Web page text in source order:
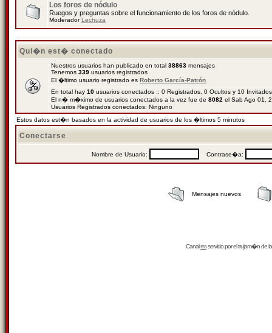
Los foros de nódulo
Ruegos y preguntas sobre el funcionamiento de los foros de nódulo.
ModeradorLechuza
Qui�n est� conectado
Nuestros usuarios han publicado en total 38863 mensajes
Tenemos 339 usuarios registrados
El �ltimo usuario registrado es Roberto García-Patrón
En total hay 10 usuarios conectados :: 0 Registrados, 0 Ocultos y 10
El n� m�ximo de usuarios conectados a la vez fue de 8082 el Sab Ago 01,
Usuarios Registrados conectados: Ninguno
Estos datos est�n basados en la actividad de usuarios de los �ltimos 5 minutos
Conectarse
Nombre de Usuario: Contrase�a:
Mensajes nuevos
Canalrssservido por eltrujam�nde